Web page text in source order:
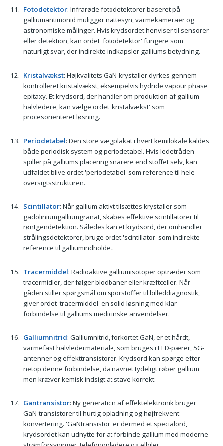
Fotodetektor: Infrarøde fotodetektorer baseret på
galliumantimonid muliggør nattesyn, varmekameraer og
astronomiske målinger. Hvis krydsordet henviser til sensorer
eller detektion, kan ordet 'fotodetektor' fungere som
naturligt svar, der indirekte indkapsler galliums betydning.
Kristalvækst: Højkvalitets GaN-krystaller dyrkes gennem
kontrolleret kristalvækst, eksempelvis hydride vapour phase
epitaxy. Et krydsord, der handler om produktion af gallium-
halvledere, kan vælge ordet 'kristalvækst' som
procesorienteret løsning.
Periodetabel: Den store vægplakat i hvert kemilokale kaldes
både periodisk system og periodetabel. Hvis ledetråden
spiller på galliums placering snarere end stoffet selv, kan
udfaldet blive ordet 'periodetabel' som reference til hele
oversigtsstrukturen.
Scintillator: Når gallium aktivt tilsættes krystaller som
gadoliniumgalliumgranat, skabes effektive scintillatorer til
røntgendetektion. Således kan et krydsord, der omhandler
strålingsdetektorer, bruge ordet 'scintillator' som indirekte
reference til galliumindholdet.
Tracermiddel: Radioaktive galliumisotoper optræder som
tracermidler, der følger blodbaner eller kræftceller. Når
gåden stiller spørgsmål om sporstoffer til billeddiagnostik,
giver ordet 'tracermiddel' en solid løsning med klar
forbindelse til galliums medicinske anvendelser.
Galliumnitrid: Galliumnitrid, forkortet GaN, er et hårdt,
varmefast halvledermateriale, som bruges i LED-pærer, 5G-
antenner og effekttransistorer. Krydsord kan spørge efter
netop denne forbindelse, da navnet tydeligt røber gallium
men kræver kemisk indsigt at stave korrekt.
Gantransistor: Ny generation af effektelektronik bruger
GaN-transistorer til hurtig opladning og højfrekvent
konvertering. 'GaNtransistor' er dermed et specialord,
krydsordet kan udnytte for at forbinde gallium med moderne